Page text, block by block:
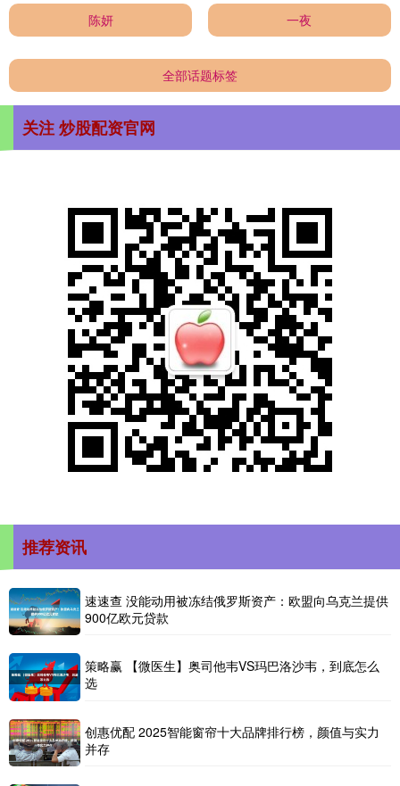
陈妍 一夜
全部话题标签
关注 炒股配资官网
推荐资讯
速速查 没能动用被冻结俄罗斯资产：欧盟向乌克兰提供
900亿欧元贷款
策略赢 【微医生】奥司他韦VS玛巴洛沙韦，到底怎么
选
创惠优配 2025智能窗帘十大品牌排行榜，颜值与实力
并存